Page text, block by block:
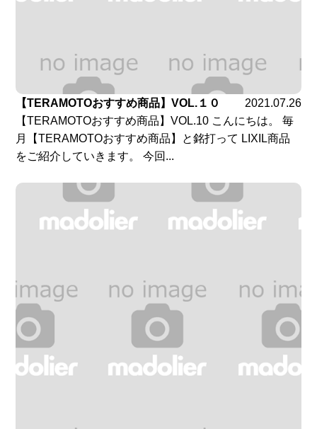
【TERAMOTOおすすめ商品】VOL.１０
2021.07.26
【TERAMOTOおすすめ商品】VOL.10 こんにちは。 毎
月【TERAMOTOおすすめ商品】と銘打って LIXIL商品
をご紹介していきます。 今回...